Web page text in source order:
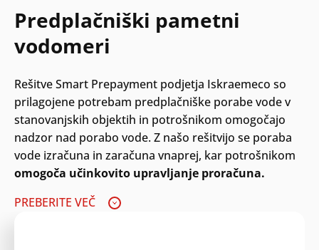
Predplačniški pametni
vodomeri
Rešitve Smart Prepayment podjetja Iskraemeco so
prilagojene potrebam predplačniške porabe vode v
stanovanjskih objektih in potrošnikom omogočajo
nadzor nad porabo vode. Z našo rešitvijo se poraba
vode izračuna in zaračuna vnaprej, kar potrošnikom
omogoča učinkovito upravljanje proračuna.
PREBERITE VEČ